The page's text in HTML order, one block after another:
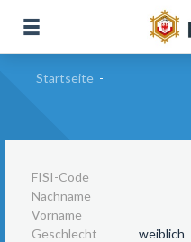
Startseite -
FISI-Code
Nachname
Vorname
Geschlecht
weiblich